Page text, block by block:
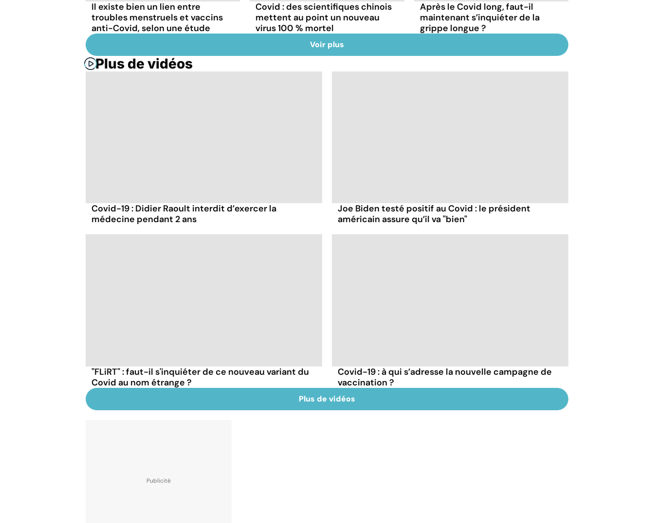
Il existe bien un lien entre
troubles menstruels et vaccins
anti-Covid, selon une étude
Covid : des scientifiques chinois
mettent au point un nouveau
virus 100 % mortel
Après le Covid long, faut-il
maintenant s’inquiéter de la
grippe longue ?
Voir plus
Plus de vidéos
Covid-19 : Didier Raoult interdit d’exercer la
médecine pendant 2 ans
Joe Biden testé positif au Covid : le président
américain assure qu’il va "bien"
"FLiRT" : faut-il s'inquiéter de ce nouveau variant du
Covid au nom étrange ?
Covid-19 : à qui s’adresse la nouvelle campagne de
vaccination ?
Plus de vidéos